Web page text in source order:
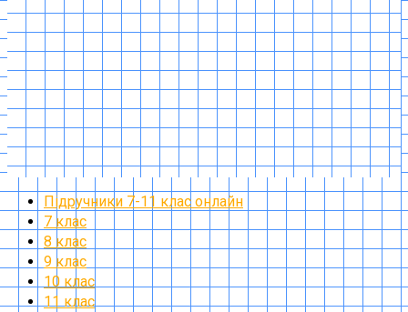
Підручники 7-11 клас онлайн
7 клас
8 клас
9 клас
10 клас
11 клас